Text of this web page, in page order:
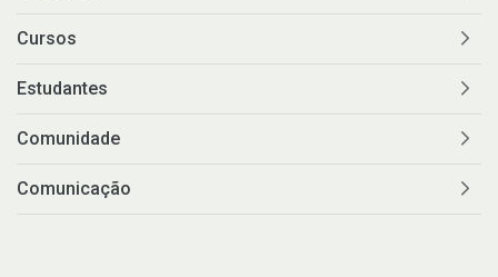
Cursos
Estudantes
Comunidade
Comunicação